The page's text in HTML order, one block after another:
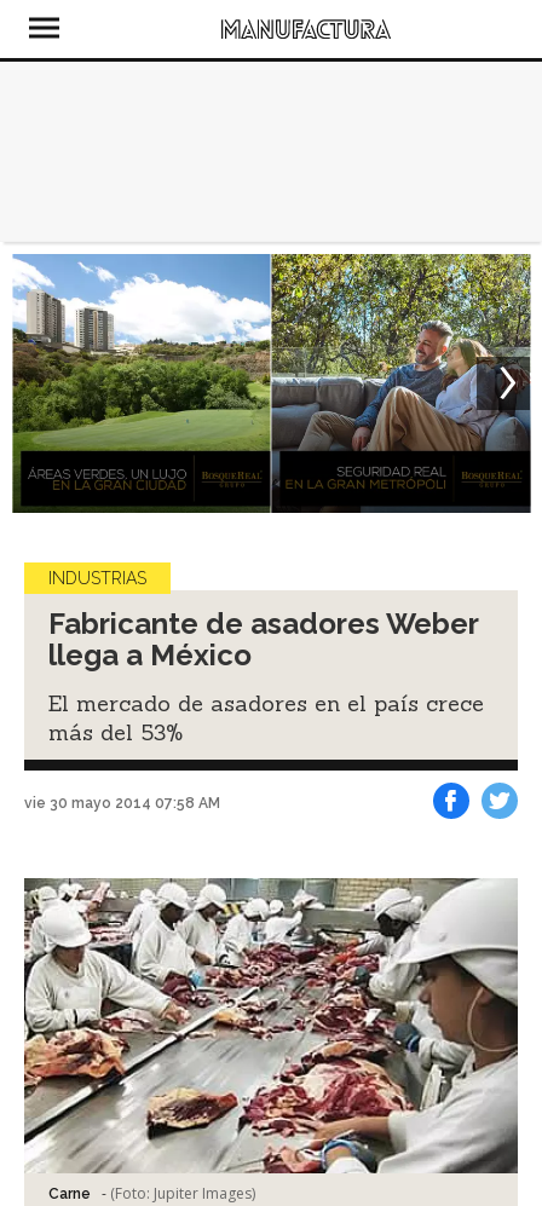
INDUSTRIAS
Fabricante de asadores Weber
llega a México
El mercado de asadores en el país crece
más del 53%
vie 30 mayo 2014 07:58 AM
Carne - (Foto: Jupiter Images)